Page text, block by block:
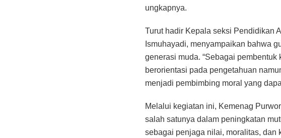
ungkapnya.
Turut hadir Kepala seksi Pendidikan
Ismuhayadi, menyampaikan bahwa
generasi muda. “Sebagai
berorientasi pada pengetahuan
menjadi pembimbing moral yang
Melalui kegiatan ini, Kemenag
salah satunya dalam peningkatan
sebagai penjaga nilai, moralitas, dan